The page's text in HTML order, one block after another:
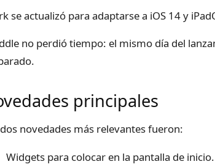
se actualizó para adaptarse a iOS 14 y
no perdió tiempo: el mismo día del
principales
novedades más relevantes fueron:
Widgets para colocar en la pantalla de inicio.